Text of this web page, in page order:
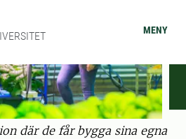
MENY
där de får bygga sina egna